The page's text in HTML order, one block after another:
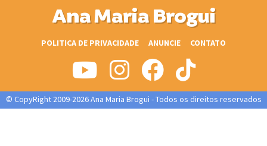
Ana Maria Brogui
POLITICA DE PRIVACIDADE ANUNCIE CONTATO
© CopyRight 2009-2026 Ana Maria Brogui - Todos os direitos reservados